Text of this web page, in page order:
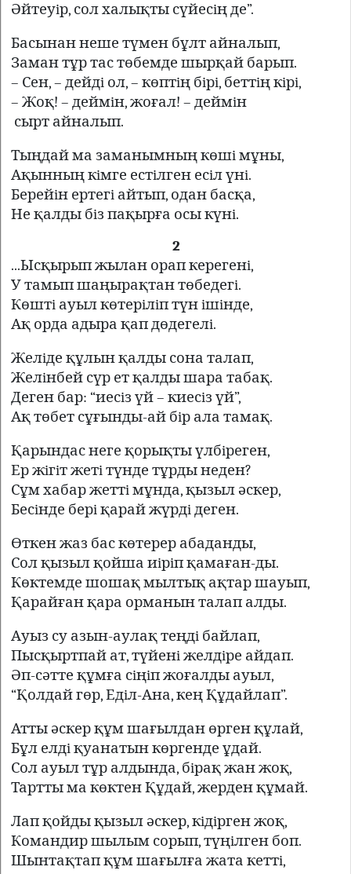
Әйтеуiр, сол халықты сүйесiң де”.
Басынан неше түмен бұлт айналып,
Заман тұр тас төбемде шырқай барып.
– Сен, – дейдi ол, – көптiң бiрi, беттiң кiрi,
– Жоқ! – деймiн, жоғал! – деймiн
сырт айналып.
Тыңдай ма заманымның көшi мұны,
Ақынның кiмге естiлген есiл үнi.
Берейiн ертегi айтып, одан басқа,
Не қалды бiз пақырға осы күнi.
2
...Ысқырып жылан орап керегенi,
У тамып шаңырақтан төбедегi.
Көштi ауыл көтерiлiп түн iшiнде,
Ақ орда адыра қап дөдегелi.
Желiде құлын қалды сона талап,
Желiнбей сүр ет қалды шара табақ.
Деген бар: “иесiз үй – киесiз үй”,
Ақ төбет сұғынды-ай бiр ала тамақ.
Қарындас неге қорықты үлбiреген,
Ер жiгiт жетi түнде тұрды неден?
Сұм хабар жеттi мұнда, қызыл әскер,
Бесiнде берi қарай жүрдi деген.
Өткен жаз бас көтерер абаданды,
Сол қызыл қойша иiрiп қамаған-ды.
Көктемде шошақ мылтық ақтар шауып,
Қарайған қара орманын талап алды.
Ауыз су азын-аулақ теңдi байлап,
Пысқыртпай ат, түйенi желдiре айдап.
Әп-сәтте құмға сiңiп жоғалды ауыл,
“Қолдай гөр, Едiл-Ана, кең Құдайлап”.
Атты әскер құм шағылдан өрген құлай,
Бұл елдi қуанатын көргенде ұдай.
Сол ауыл тұр алдында, бiрақ жан жоқ,
Тартты ма көктен Құдай, жерден құмай.
Лап қойды қызыл әскер, кiдiрген жоқ,
Командир шылым сорып, түңiлген боп.
Шынтақтап құм шағылға жата кеттi,